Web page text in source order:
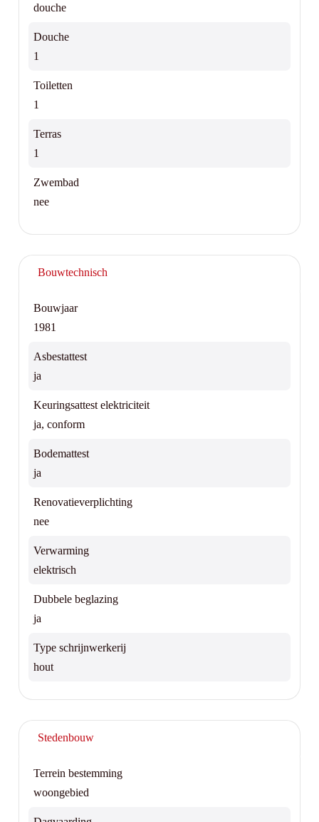
douche
Douche
1
Toiletten
1
Terras
1
Zwembad
nee
Bouwtechnisch
Bouwjaar
1981
Asbestattest
ja
Keuringsattest elektriciteit
ja, conform
Bodemattest
ja
Renovatieverplichting
nee
Verwarming
elektrisch
Dubbele beglazing
ja
Type schrijnwerkerij
hout
Stedenbouw
Terrein bestemming
woongebied